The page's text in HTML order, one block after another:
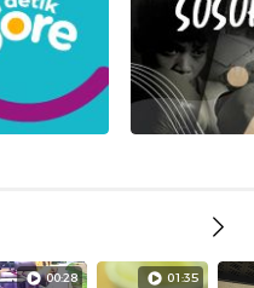
00:28 01:35